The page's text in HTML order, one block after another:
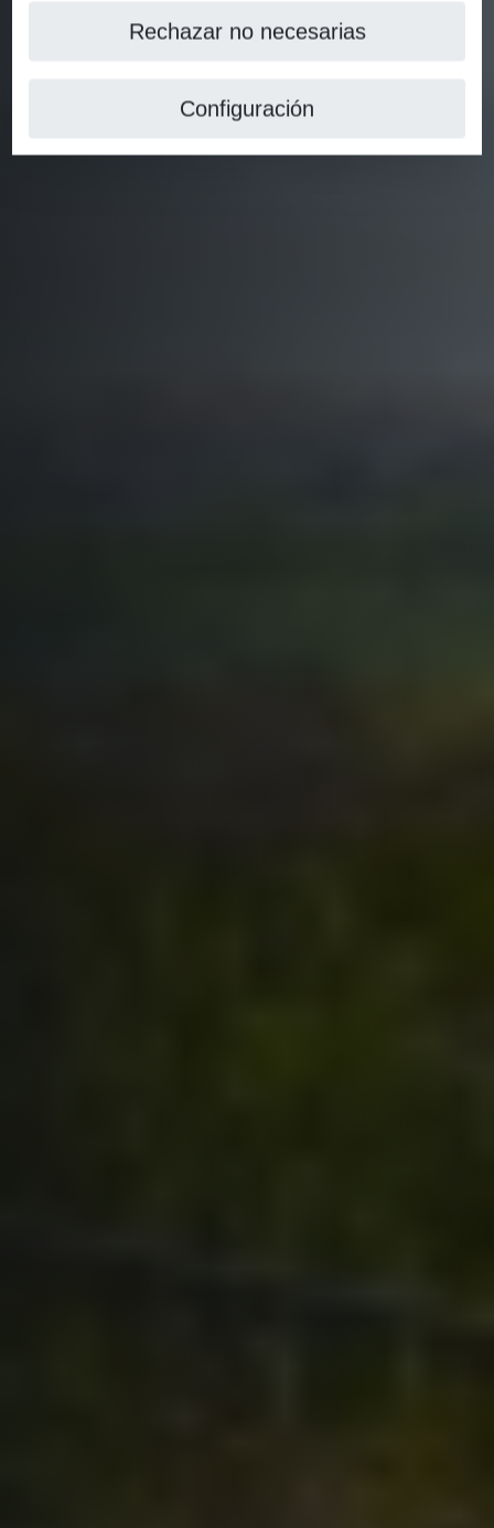
Rechazar no necesarias
Configuración